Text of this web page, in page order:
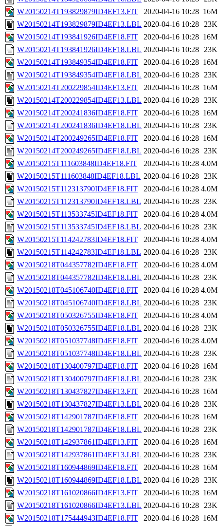
W20150214T193829879ID4EF13.FIT
2020-04-16 10:28 16M
W20150214T193829879ID4EF13.LBL 2020-04-16 10:28 23K
W20150214T193841926ID4EF18.FIT
2020-04-16 10:28 16M
W20150214T193841926ID4EF18.LBL 2020-04-16 10:28 23K
W20150214T193849354ID4EF18.FIT
2020-04-16 10:28 16M
W20150214T193849354ID4EF18.LBL 2020-04-16 10:28 23K
W20150214T200229854ID4EF13.FIT
2020-04-16 10:28 16M
W20150214T200229854ID4EF13.LBL 2020-04-16 10:28 23K
W20150214T200241836ID4EF18.FIT
2020-04-16 10:28 16M
W20150214T200241836ID4EF18.LBL 2020-04-16 10:28 23K
W20150214T200249265ID4EF18.FIT
2020-04-16 10:28 16M
W20150214T200249265ID4EF18.LBL 2020-04-16 10:28 23K
W20150215T111603848ID4EF18.FIT
2020-04-16 10:28 4.0M
W20150215T111603848ID4EF18.LBL 2020-04-16 10:28 23K
W20150215T112313790ID4EF18.FIT
2020-04-16 10:28 4.0M
W20150215T112313790ID4EF18.LBL 2020-04-16 10:28 23K
W20150215T113533745ID4EF18.FIT
2020-04-16 10:28 4.0M
W20150215T113533745ID4EF18.LBL 2020-04-16 10:28 23K
W20150215T114242783ID4EF18.FIT
2020-04-16 10:28 4.0M
W20150215T114242783ID4EF18.LBL 2020-04-16 10:28 23K
W20150218T044357782ID4EF18.FIT
2020-04-16 10:28 4.0M
W20150218T044357782ID4EF18.LBL 2020-04-16 10:28 23K
W20150218T045106740ID4EF18.FIT
2020-04-16 10:28 4.0M
W20150218T045106740ID4EF18.LBL 2020-04-16 10:28 23K
W20150218T050326755ID4EF18.FIT
2020-04-16 10:28 4.0M
W20150218T050326755ID4EF18.LBL 2020-04-16 10:28 23K
W20150218T051037748ID4EF18.FIT
2020-04-16 10:28 4.0M
W20150218T051037748ID4EF18.LBL 2020-04-16 10:28 23K
W20150218T130400797ID4EF18.FIT
2020-04-16 10:28 16M
W20150218T130400797ID4EF18.LBL 2020-04-16 10:28 23K
W20150218T130437827ID4EF13.FIT
2020-04-16 10:28 16M
W20150218T130437827ID4EF13.LBL 2020-04-16 10:28 23K
W20150218T142901787ID4EF18.FIT
2020-04-16 10:28 16M
W20150218T142901787ID4EF18.LBL 2020-04-16 10:28 23K
W20150218T142937861ID4EF13.FIT
2020-04-16 10:28 16M
W20150218T142937861ID4EF13.LBL 2020-04-16 10:28 23K
W20150218T160944869ID4EF18.FIT
2020-04-16 10:28 16M
W20150218T160944869ID4EF18.LBL 2020-04-16 10:28 23K
W20150218T161020866ID4EF13.FIT
2020-04-16 10:28 16M
W20150218T161020866ID4EF13.LBL 2020-04-16 10:28 23K
W20150218T175444943ID4EF18.FIT
2020-04-16 10:28 16M